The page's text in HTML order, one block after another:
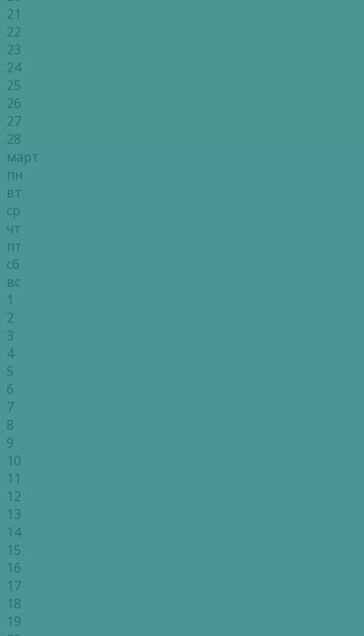
21
22
23
24
25
26
27
28
март
пн
вт
ср
чт
пт
сб
вс
1
2
3
4
5
6
7
8
9
10
11
12
13
14
15
16
17
18
19